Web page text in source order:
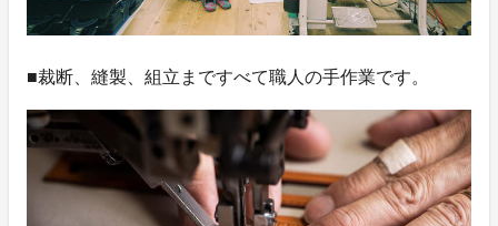
■裁断、縫製、組立まですべて職人の手作業です。